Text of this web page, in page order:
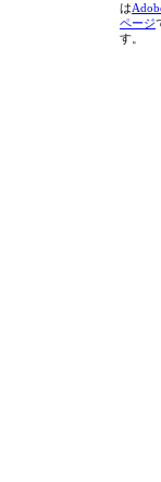
は
ページ
す。